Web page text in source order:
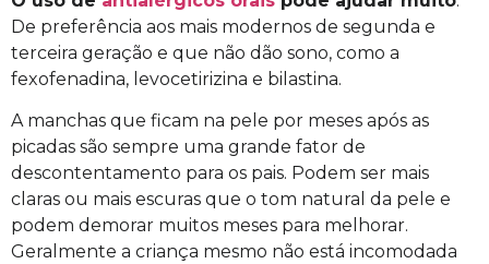
De preferência aos mais modernos de segunda e
terceira geração e que não dão sono, como a
fexofenadina, levocetirizina e bilastina.
A manchas que ficam na pele por meses após as
picadas são sempre uma grande fator de
descontentamento para os pais. Podem ser mais
claras ou mais escuras que o tom natural da pele e
podem demorar muitos meses para melhorar.
Geralmente a criança mesmo não está incomodada